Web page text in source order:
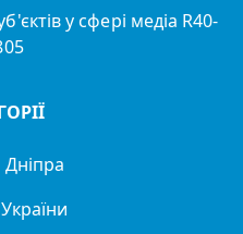
у сфері медіа R40-